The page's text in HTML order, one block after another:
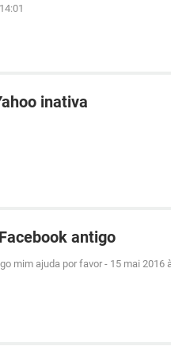
inativa
antigo
mim ajuda por favor - 15 mai 2016